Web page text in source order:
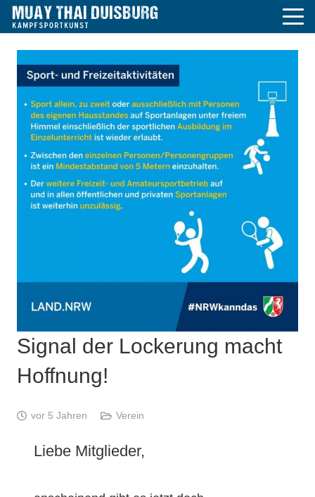
Signal der Lockerung macht
Hoffnung!
vor 5 Jahren Verein
Liebe Mitglieder,